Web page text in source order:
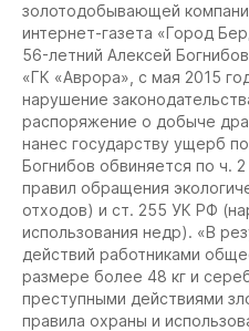
золотодобывающей
интернет-газета «Город
56-летний Алексей
«ГК «Аврора», с мая 2015
нарушение
распоряжение о добыче
нанес государству ущерб
Богнибов обвиняется по ч.
правил обращения
отходов) и ст. 255 УК РФ
использования недр). «В
действий работниками
размере более 48 кг и
преступными действиями
правила охраны и